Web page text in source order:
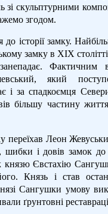
зі скульптурними
згодом.
історії замку.
замку в XIX
Фактичним
який
і за спадкоємця
більшу частину
переїхав Леон
шибки і довів замок до
князю Євстахію
Князь і став
Сангушки умову
ґрунтовні